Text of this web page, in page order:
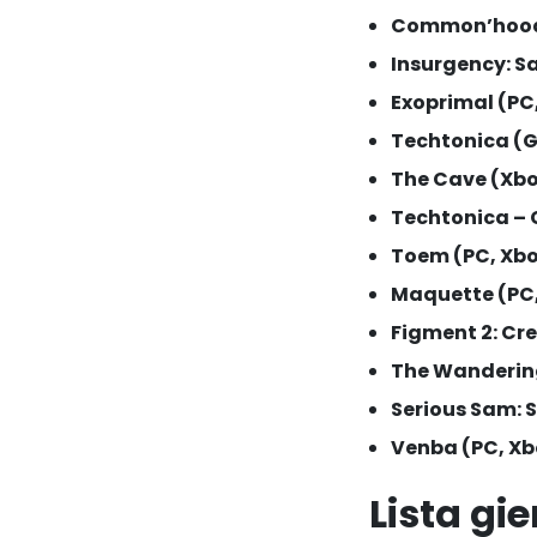
Insurgency:
Exoprimal
Techtonica
The Cave
Techtonica –
Toem (PC,
Maquette
Figment 2:
The
Serious Sam:
Venba (PC,
Lista